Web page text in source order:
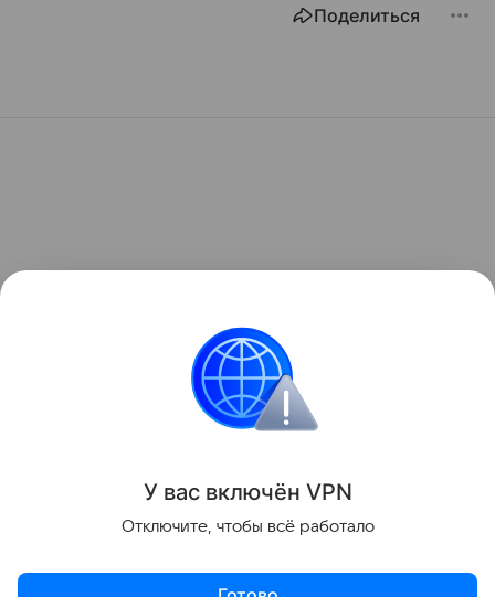
Поделиться
У вас включён VPN
Отключите, чтобы всё работало